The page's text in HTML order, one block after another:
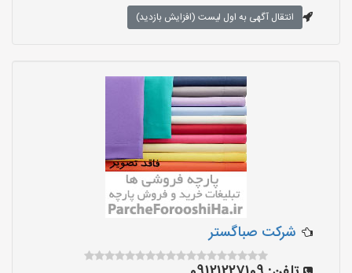
انتقال آگهی به اول لیست (افزایش بازدید)
شرکت صباگستر